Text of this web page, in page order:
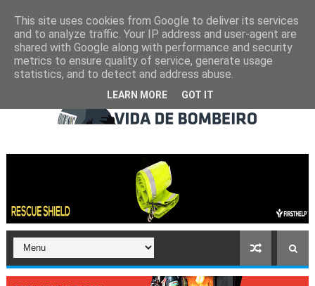
This site uses cookies from Google to deliver its services
and to analyze traffic. Your IP address and user-agent are
shared with Google along with performance and security
metrics to ensure quality of service, generate usage
statistics, and to detect and address abuse.
LEARN MORE GOT IT